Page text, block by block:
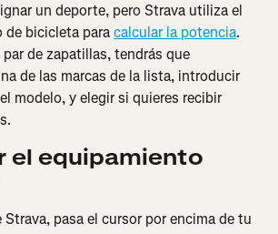
un deporte, pero Strava utiliza el
de bicicleta para calcular la potencia.
par de zapatillas, tendrás que
de las marcas de la lista, introducir
modelo, y elegir si quieres recibir
el equipamiento
pasa el cursor por encima de tu